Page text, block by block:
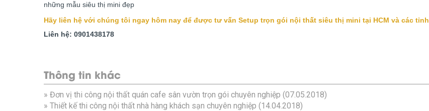
những mẫu siêu thị mini đẹp
Hãy liên hệ với chúng tôi ngay hôm nay để được tư vấn Setup trọn gói nội thất siêu thị mini tại HCM và các tỉnh
Liên hệ: 0901438178
Thông tin khác
» Đơn vị thi công nội thất quán cafe sân vườn trọn gói chuyên nghiệp (07.05.2018)
» Thiết kế thi công nội thất nhà hàng khách sạn chuyên nghiệp (14.04.2018)